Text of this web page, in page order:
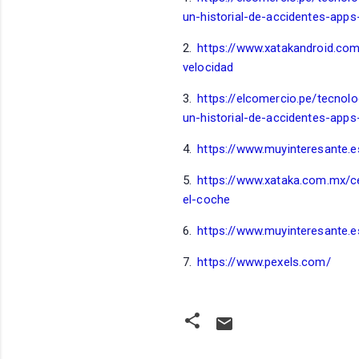
un-historial-de-accidentes-
2. https://
velocidad
3. https://elcomercio.pe/
un-historial-de-accidentes-
4. https://
5. https://www.xataka.com.mx/
el-coche
6. https://
7. https://www.pexels.com/